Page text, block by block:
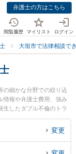
弁護士の方はこちら
閲覧履歴 マイリスト ログイン
大垣市で法律相談で
の細かな分野での絞り込
情報や弁護士費用、強み
生したダブル不倫のトラ
トラブル解決の実績豊富
ル不倫を法律相談できる
変更